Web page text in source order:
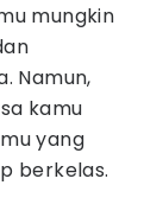
mungkin
Namun,
kamu
yang
berkelas.